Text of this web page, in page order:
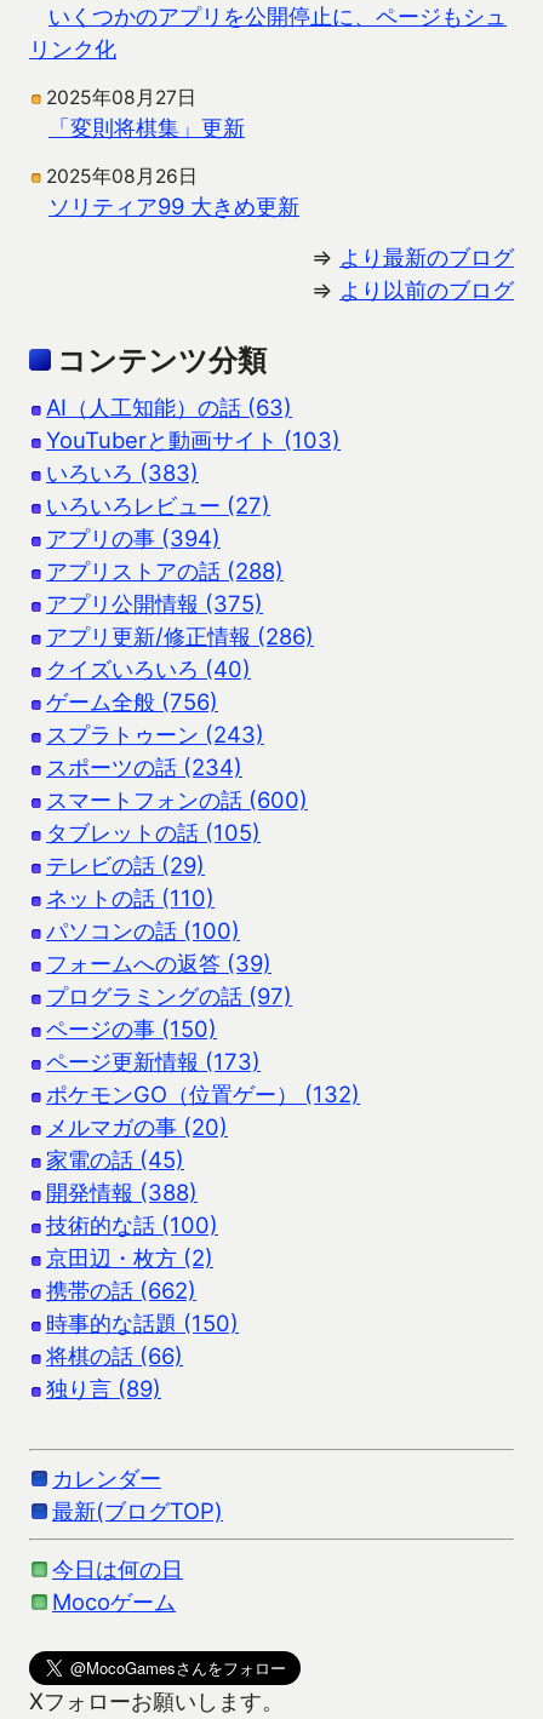
いくつかのアプリを公開停止に、ページもシュ
リンク化
2025年08月27日
「変則将棋集」更新
2025年08月26日
ソリティア99 大きめ更新
⇒ より最新のブログ
⇒ より以前のブログ
コンテンツ分類
AI（人工知能）の話 (63)
YouTuberと動画サイト (103)
いろいろ (383)
いろいろレビュー (27)
アプリの事 (394)
アプリストアの話 (288)
アプリ公開情報 (375)
アプリ更新/修正情報 (286)
クイズいろいろ (40)
ゲーム全般 (756)
スプラトゥーン (243)
スポーツの話 (234)
スマートフォンの話 (600)
タブレットの話 (105)
テレビの話 (29)
ネットの話 (110)
パソコンの話 (100)
フォームへの返答 (39)
プログラミングの話 (97)
ページの事 (150)
ページ更新情報 (173)
ポケモンGO（位置ゲー） (132)
メルマガの事 (20)
家電の話 (45)
開発情報 (388)
技術的な話 (100)
京田辺・枚方 (2)
携帯の話 (662)
時事的な話題 (150)
将棋の話 (66)
独り言 (89)
カレンダー
最新(ブログTOP)
今日は何の日
Mocoゲーム
Xフォローお願いします。